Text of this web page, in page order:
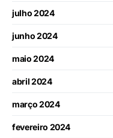
julho 2024
junho 2024
maio 2024
abril 2024
março 2024
fevereiro 2024